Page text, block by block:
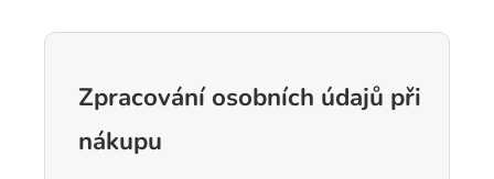
Zpracování osobních údajů při
nákupu